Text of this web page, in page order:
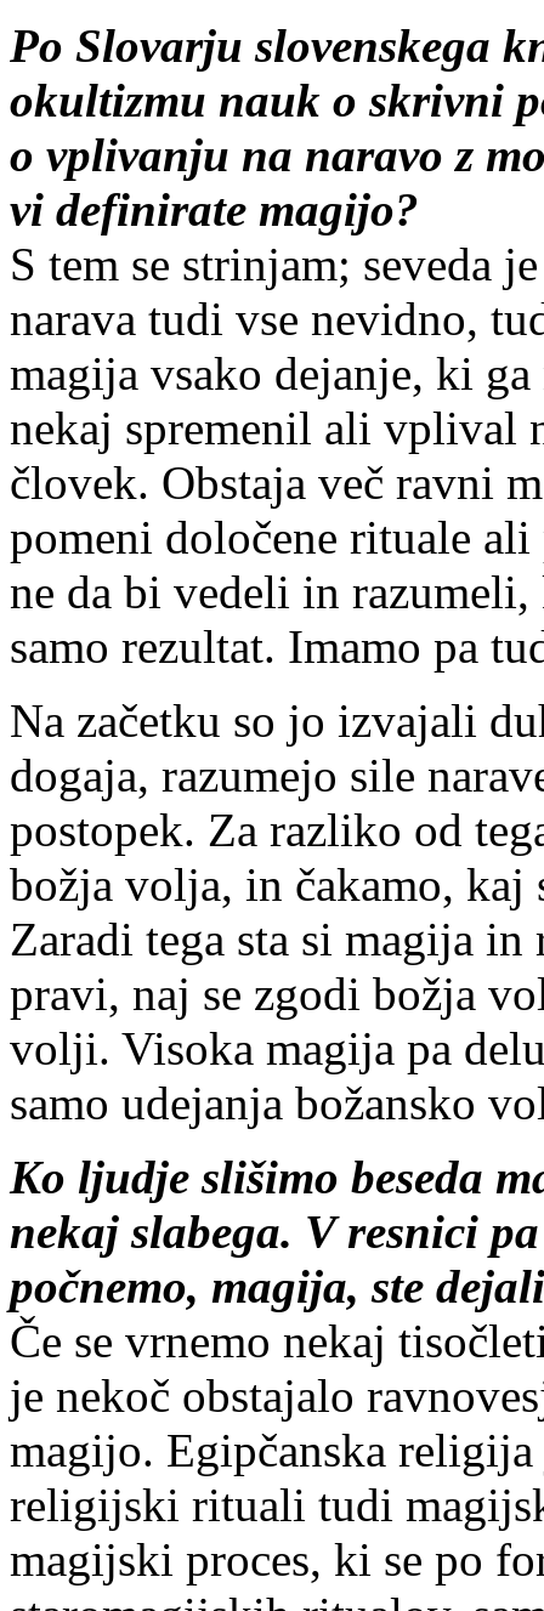
Po Slovarju slovenskega
okultizmu nauk o skrivni
o vplivanju na naravo z
vi definirate magijo?
S tem se strinjam; seveda
narava tudi vse nevidno,
magija vsako dejanje, ki
nekaj spremenil ali vplival
človek. Obstaja več ravni
pomeni določene rituale
ne da bi vedeli in razumeli,
samo rezultat. Imamo pa
Na začetku so jo izvajali
dogaja, razumejo sile
postopek. Za razliko od
božja volja, in čakamo, kaj
Zaradi tega sta si magija
pravi, naj se zgodi božja
volji. Visoka magija pa
samo udejanja božansko
Ko ljudje slišimo beseda
nekaj slabega. V resnici
počnemo, magija, ste
Če se vrnemo nekaj
je nekoč obstajalo
magijo. Egipčanska
religijski rituali tudi
magijski proces, ki se po